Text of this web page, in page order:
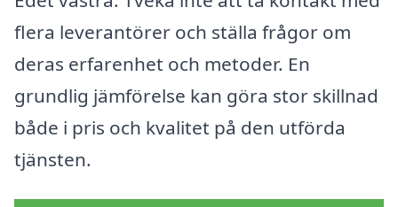
flera leverantörer och ställa frågor om
deras erfarenhet och metoder. En
grundlig jämförelse kan göra stor skillnad
både i pris och kvalitet på den utförda
tjänsten.